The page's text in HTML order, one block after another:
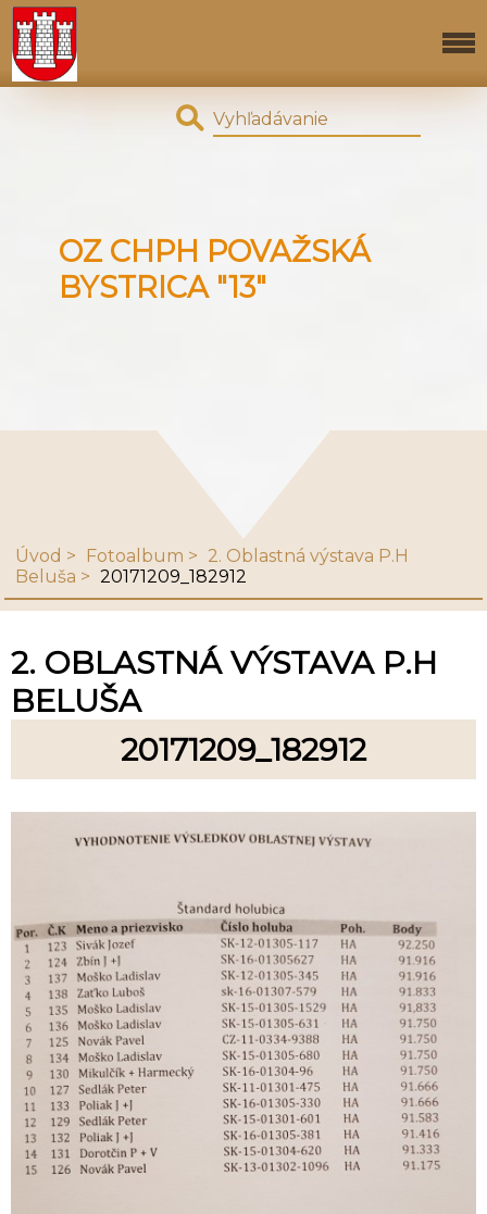
OZ CHPH POVAŽSKÁ
BYSTRICA "13"
Úvod Fotoalbum
2. Oblastná výstava P.H
Beluša
20171209_182912
2. OBLASTNÁ VÝSTAVA P.H
BELUŠA
20171209_182912